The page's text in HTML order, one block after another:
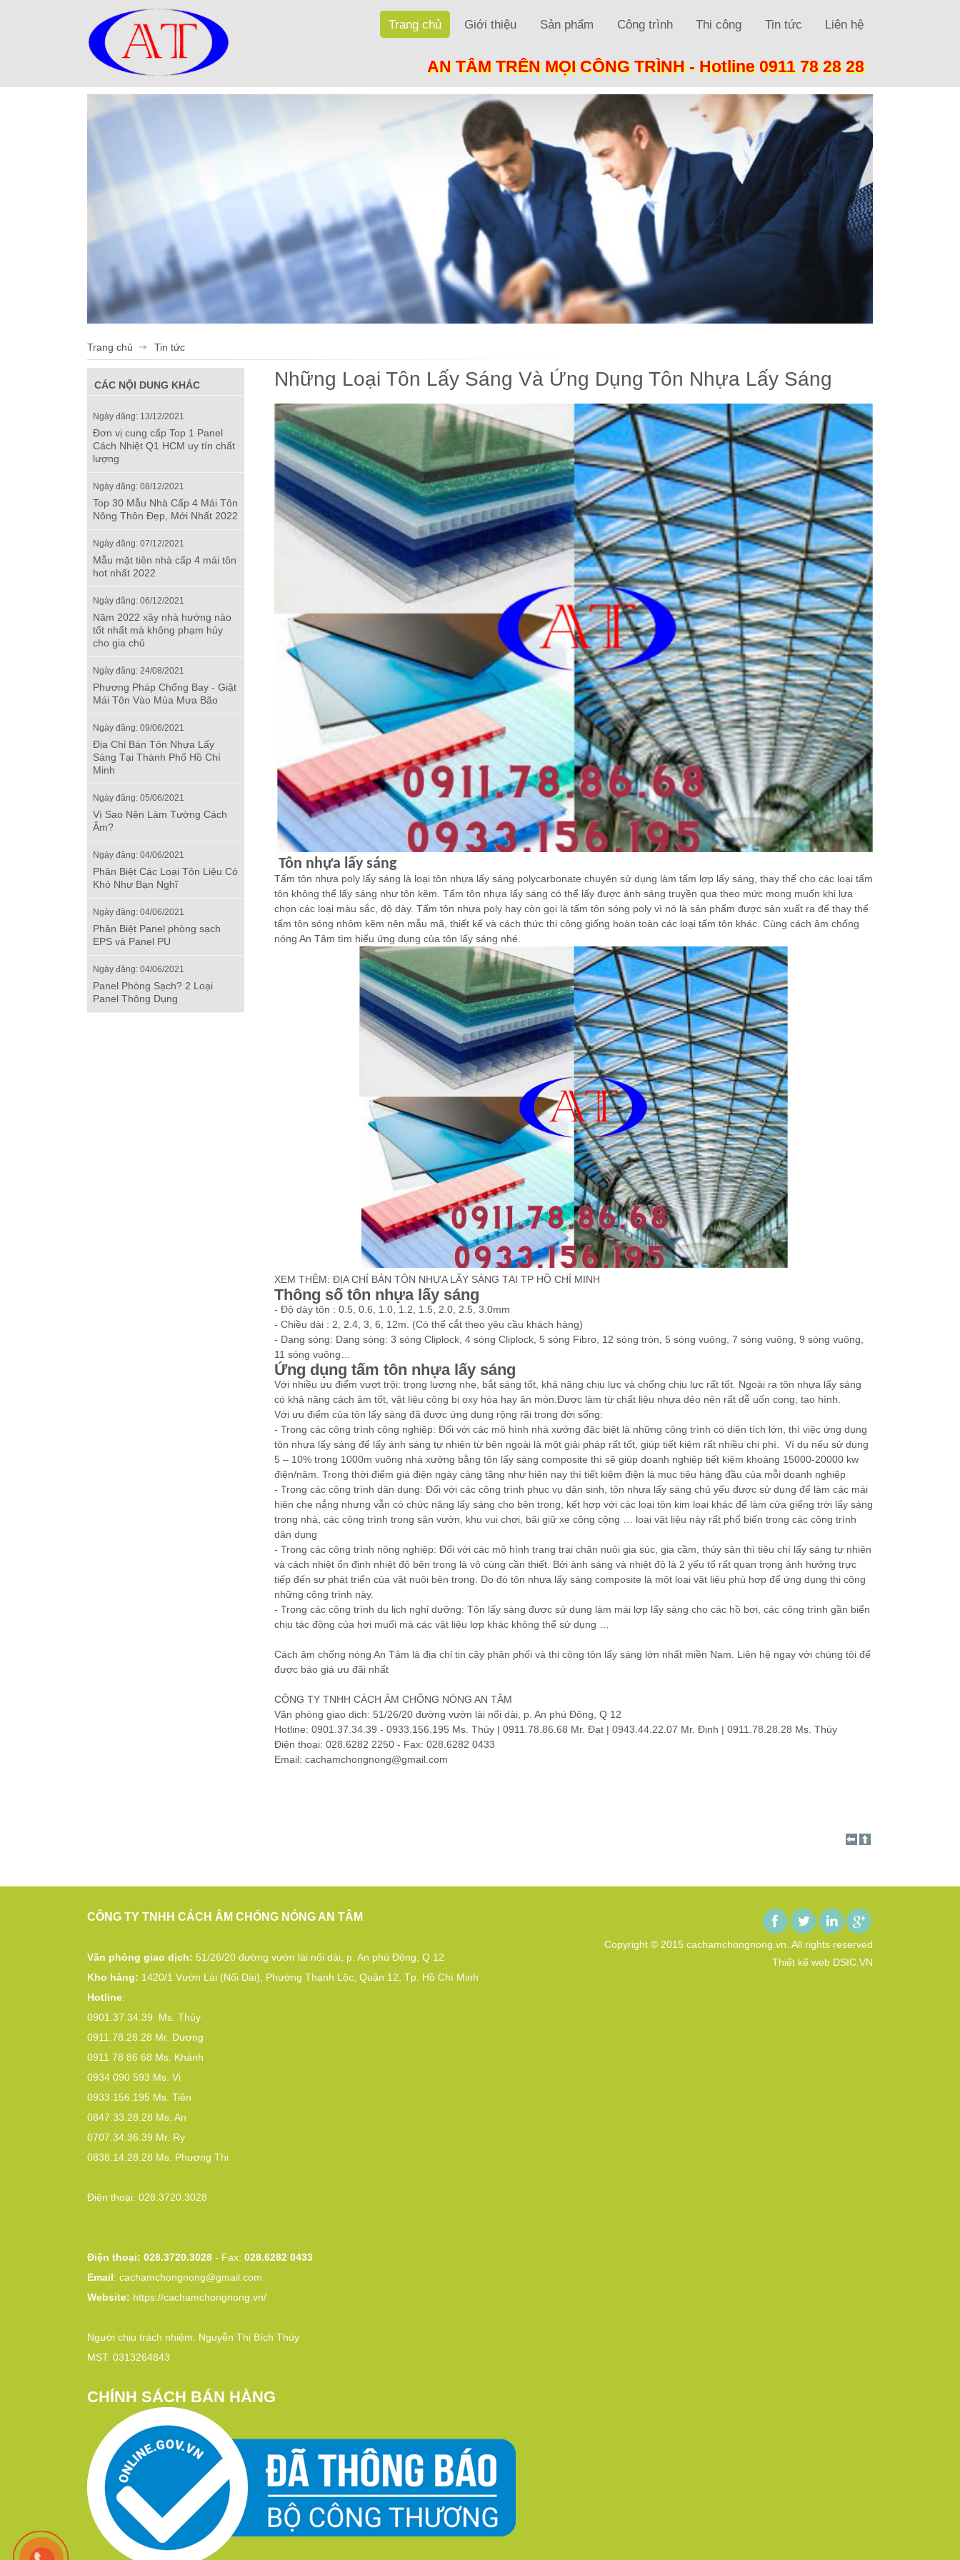
Trang chủ Giới thiệu Sản phẩm Công trình Thi công Tin tức Liên hệ
AN TÂM TRÊN MỌI CÔNG TRÌNH -Hotline 0911 78 28 28
Trang chủ Tin tức
Những Loại Tôn Lấy Sáng Và Ứng Dụng Tôn Nhựa Lấy Sáng
Tôn nhựa lấy sáng
Tấm tôn nhựa poly lấy sáng là loại tôn nhựa lấy sáng polycarbonate chuyên sử dụng làm tấm lợp lấy sáng, thay thế cho các loại tấm
tôn không thể lấy sáng như tôn kẽm. Tấm tôn nhựa lấy sáng có thể lấy được ánh sáng truyền qua theo mức mong muốn khi lựa
chọn các loại màu sắc, độ dày. Tấm tôn nhựa poly hay còn gọi là tấm tôn sóng poly vì nó là sản phẩm được sản xuất ra để thay thế
tấm tôn sóng nhôm kẽm nên mẫu mã, thiết kế và cách thức thi công giống hoàn toàn các loại tấm tôn khác. Cùng cách âm chống
nóng An Tâm tìm hiểu ứng dụng của tôn lấy sáng nhé.
XEM THÊM: ĐỊA CHỈ BÁN TÔN NHỰA LẤY SÁNG TẠI TP HỒ CHÍ MINH
Thông số tôn nhựa lấy sáng
- Độ dày tôn : 0.5, 0.6, 1.0, 1.2, 1.5, 2.0, 2.5, 3.0mm
- Chiều dài : 2, 2.4, 3, 6, 12m. (Có thể cắt theo yêu cầu khách hàng)
- Dạng sóng: Dạng sóng: 3 sóng Cliplock, 4 sóng Cliplock, 5 sóng Fibro, 12 sóng tròn, 5 sóng vuông, 7 sóng vuông, 9 sóng vuông,
11 sóng vuông…
Ứng dụng tấm tôn nhựa lấy sáng
Với nhiều ưu điểm vượt trội: trọng lượng nhẹ, bắt sáng tốt, khả năng chịu lực và chống chịu lực rất tốt. Ngoài ra tôn nhựa lấy sáng
có khả năng cách âm tốt, vật liệu công bị oxy hóa hay ăn mòn.Được làm từ chất liệu nhựa dẻo nên rất dễ uốn cong, tạo hình.
Với ưu điểm của tôn lấy sáng đã được ứng dụng rộng rãi trong đời sống:
- Trong các công trình công nghiệp: Đối với các mô hình nhà xưởng đặc biệt là những công trình có diện tích lớn, thì việc ứng dụng
tôn nhựa lấy sáng để lấy ánh sáng tự nhiên từ bên ngoài là một giải pháp rất tốt, giúp tiết kiệm rất nhiều chi phí. Ví dụ nếu sử dụng
5 – 10% trong 1000m vuông nhà xưởng bằng tôn lấy sáng composite thì sẽ giúp doanh nghiệp tiết kiệm khoảng 15000-20000 kw
điện/năm. Trong thời điểm giá điện ngày càng tăng như hiện nay thì tiết kiệm điện là mục tiêu hàng đầu của mỗi doanh nghiệp
- Trong các công trình dân dụng: Đối với các công trình phục vụ dân sinh, tôn nhựa lấy sáng chủ yếu được sử dụng để làm các mái
hiên che nắng nhưng vẫn có chức năng lấy sáng cho bên trong, kết hợp với các loại tôn kim loại khác để làm cửa giếng trời lấy sáng
trong nhà, các công trình trong sân vườn, khu vui chơi, bãi giữ xe công cộng … loại vật liệu này rất phổ biến trong các công trình
dân dụng
- Trong các công trình nông nghiệp: Đối với các mô hình trang trại chăn nuôi gia súc, gia cầm, thủy sản thì tiêu chí lấy sáng tự nhiên
và cách nhiệt ổn định nhiệt độ bên trong là vô cùng cần thiết. Bởi ánh sáng và nhiệt độ là 2 yếu tố rất quan trọng ảnh hưởng trực
tiếp đến sự phát triển của vật nuôi bên trong. Do đó tôn nhựa lấy sáng composite là một loại vật liệu phù hợp để ứng dụng thi công
những công trình này.
- Trong các công trình du lịch nghỉ dưỡng: Tôn lấy sáng được sử dụng làm mái lợp lấy sáng cho các hồ bơi, các công trình gần biển
chịu tác động của hơi muối mà các vật liệu lợp khác không thể sử dụng …
Cách âm chống nóng An Tâm là địa chỉ tin cậy phân phối và thi công tôn lấy sáng lớn nhất miền Nam. Liên hệ ngay với chúng tôi để
được báo giá ưu đãi nhất
CÔNG TY TNHH CÁCH ÂM CHỐNG NÓNG AN TÂM
Văn phòng giao dịch: 51/26/20 đường vườn lài nối dài, p. An phú Đông, Q 12
Hotline: 0901.37.34.39 - 0933.156.195 Ms. Thủy | 0911.78.86.68 Mr. Đạt | 0943.44.22.07 Mr. Định | 0911.78.28.28 Ms. Thúy
Điện thoại: 028.6282 2250 - Fax: 028.6282 0433
Email: cachamchongnong@gmail.com
CÁC NỘI DUNG KHÁC
Ngày đăng: 13/12/2021
Đơn vị cung cấp Top 1 Panel
Cách Nhiệt Q1 HCM uy tín chất
lượng
Ngày đăng: 08/12/2021
Top 30 Mẫu Nhà Cấp 4 Mái Tôn
Nông Thôn Đẹp, Mới Nhất 2022
Ngày đăng: 07/12/2021
Mẫu mặt tiên nhà cấp 4 mái tôn
hot nhất 2022
Ngày đăng: 06/12/2021
Năm 2022 xây nhà hướng nào
tốt nhất mà không phạm húy
cho gia chủ
Ngày đăng: 24/08/2021
Phương Pháp Chống Bay - Giật
Mái Tôn Vào Mùa Mưa Bão
Ngày đăng: 09/06/2021
Địa Chỉ Bán Tôn Nhựa Lấy
Sáng Tại Thành Phố Hồ Chí
Minh
Ngày đăng: 05/06/2021
Vì Sao Nên Làm Tường Cách
Âm?
Ngày đăng: 04/06/2021
Phân Biệt Các Loại Tôn Liệu Có
Khó Như Bạn Nghĩ
Ngày đăng: 04/06/2021
Phân Biệt Panel phòng sạch
EPS và Panel PU
Ngày đăng: 04/06/2021
Panel Phòng Sạch? 2 Loại
Panel Thông Dụng
CÔNG TY TNHH CÁCH ÂM CHỐNG NÓNG AN TÂM
Văn phòng giao dịch: 51/26/20 đường vườn lài nối dài, p. An phú Đông, Q 12
Kho hàng: 1420/1 Vườn Lài (Nối Dài), Phường Thạnh Lộc, Quận 12, Tp. Hồ Chí Minh
Hotline:
0901.37.34.39
Ms. Thủy
0911.78.28.28 Mr. Dương
0911 78 86 68 Ms. Khánh
0934 090 593 Ms. Vi
0933.156.195 Ms. Tiên
0847.33.28.28 Ms. An
0707.34.36.39 Mr. Ry
0838.14.28.28 Ms. Phương Thi
Điện thoại: 028.3720.3028
Điện thoại: 028.3720.3028 - Fax: 028.6282 0433
Email: cachamchongnong@gmail.com
Website: https://cachamchongnong.vn/
Người chịu trách nhiệm: Nguyễn Thị Bích Thủy
MST: 0313264843
CHÍNH SÁCH BÁN HÀNG
Copyright © 2015 cachamchongnong.vn. All rights reserved
Thiết kế web DSIC.VN